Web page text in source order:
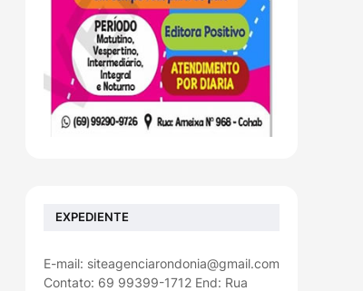
EXPEDIENTE
E-mail: siteagenciarondonia@gmail.com
Contato: 69 99399-1712 End: Rua